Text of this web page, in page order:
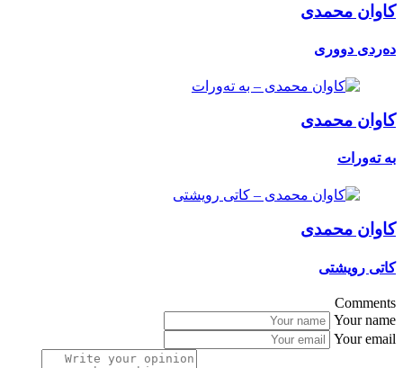
کاوان محمدی
دەردی دووری
کاوان محمدی
به تەورات
کاوان محمدی
کاتی رویشتی
Comments
Your name
Your email